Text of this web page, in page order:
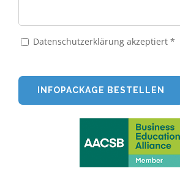
Datenschutzerklärung akzeptiert *